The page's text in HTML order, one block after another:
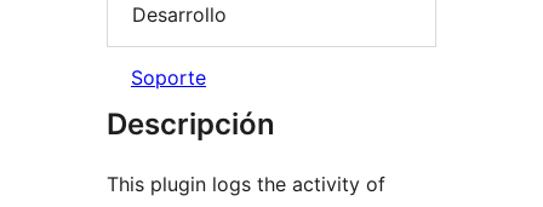
Desarrollo
Soporte
Descripción
This plugin logs the activity of